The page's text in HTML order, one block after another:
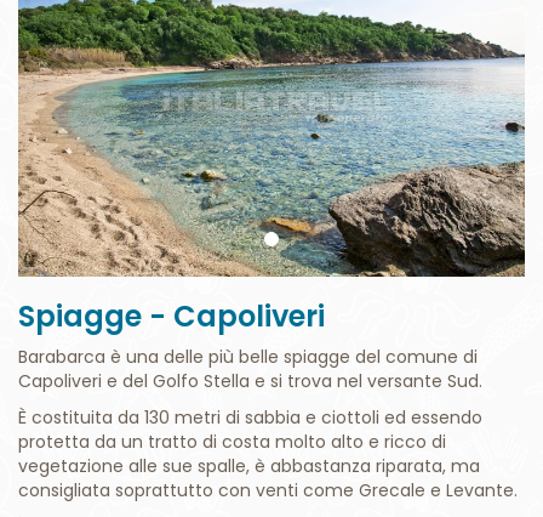
Spiagge - Capoliveri
Barabarca è una delle più belle spiagge del comune di
Capoliveri e del Golfo Stella e si trova nel versante Sud.
È costituita da 130 metri di sabbia e ciottoli ed essendo
protetta da un tratto di costa molto alto e ricco di
vegetazione alle sue spalle, è abbastanza riparata, ma
consigliata soprattutto con venti come Grecale e Levante.